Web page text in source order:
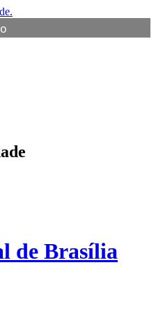
de Brasília